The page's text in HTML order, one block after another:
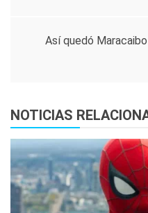
entradas
Así quedó
NOTICIAS